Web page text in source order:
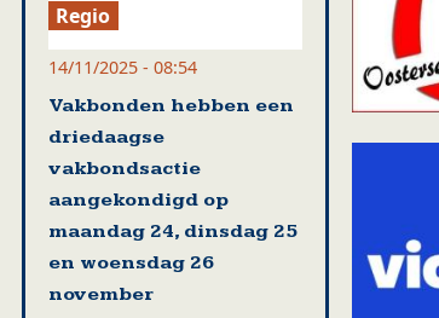
Regio
14/11/2025 - 08:54
Vakbonden hebben een
driedaagse
vakbondsactie
aangekondigd op
maandag 24, dinsdag 25
en woensdag 26
november